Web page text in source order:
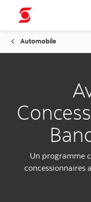
Automobile
Un programme
concessionnaires